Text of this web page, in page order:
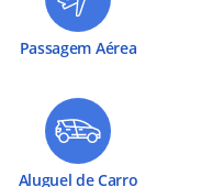
Passagem Aérea
Aluguel de Carro